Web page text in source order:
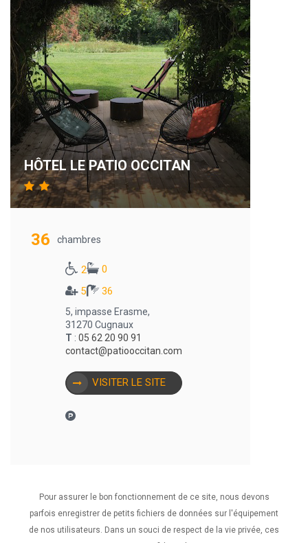
HÔTEL LE PATIO OCCITAN
36 chambres
2
0
5
36
5, impasse Erasme,
31270 Cugnaux
T : 05 62 20 90 91
contact@patiooccitan.com
VISITER LE SITE
Pour assurer le bon fonctionnement de ce site, nous devons
parfois enregistrer de petits fichiers de données sur l'équipement
de nos utilisateurs. Dans un souci de respect de la vie privée, ces